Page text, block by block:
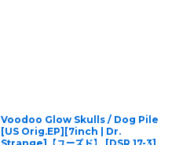
Voodoo Glow Skulls / Dog Pile
[US Orig.EP][7inch | Dr.